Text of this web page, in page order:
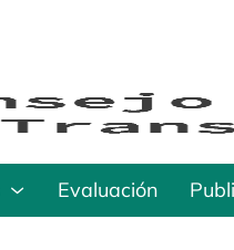
Evaluación